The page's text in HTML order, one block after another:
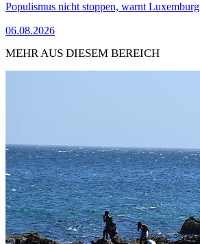
Populismus nicht stoppen, warnt Luxemburg
06.08.2026
MEHR AUS DIESEM BEREICH